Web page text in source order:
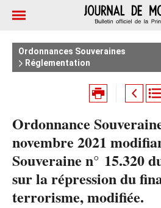
Ordonnances Souveraines
Réglementation
Ordonnance
novembre 2021
Souveraine n° 15.320
sur la répression du
terrorisme, modifiée.